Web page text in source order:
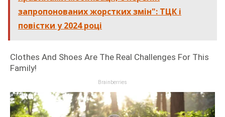
запропонованих жорстких змін": ТЦК і
повістки у 2024 році